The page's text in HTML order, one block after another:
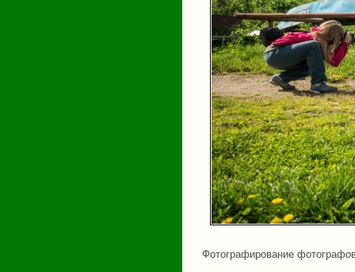
Фотографирование